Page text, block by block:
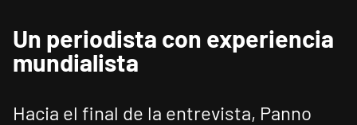
Un periodista con experiencia
mundialista
Hacia el final de la entrevista, Panno